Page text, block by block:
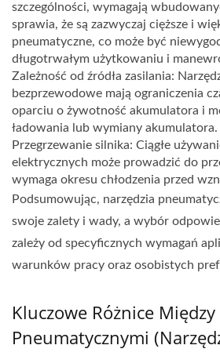
szczególności, wymagają
sprawia, że są zazwyczaj cięższe i
pneumatyczne, co może być
długotrwałym użytkowaniu i
Zależność od źródła zasilania:
bezprzewodowe mają ograniczenia
oparciu o żywotność akumulatora i
ładowania lub wymiany akumulatora.
Przegrzewanie silnika: Ciągłe
elektrycznych może prowadzić do
wymaga okresu chłodzenia przed
Podsumowując, narzędzia
swoje zalety i wady, a wybór
zależy od specyficznych wymagań
warunków pracy oraz osobistych
Kluczowe Różnice
Pneumatycznymi